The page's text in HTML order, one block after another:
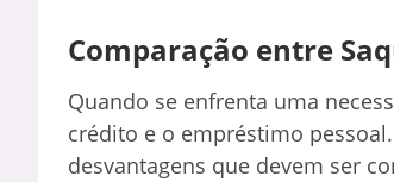
Comparação entre
Quando se enfrenta uma
crédito e o empréstimo
desvantagens que devem ser